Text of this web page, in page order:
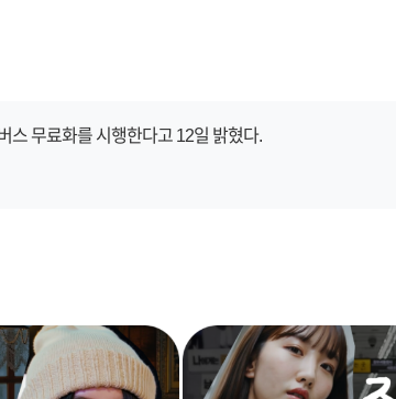
스 무료화를 시행한다고 12일 밝혔다.